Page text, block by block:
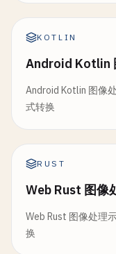
KOTLIN
Android Kotlin
Android Kotlin 图像
式转换
RUST
Web Rust 图像
Web Rust 图像处理
换